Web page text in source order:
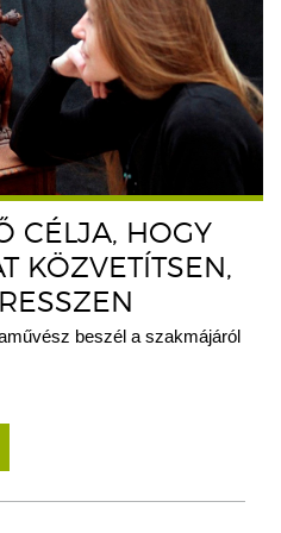
CÉLJA, HOGY
KÖZVETÍTSEN,
beszél a szakmájáról